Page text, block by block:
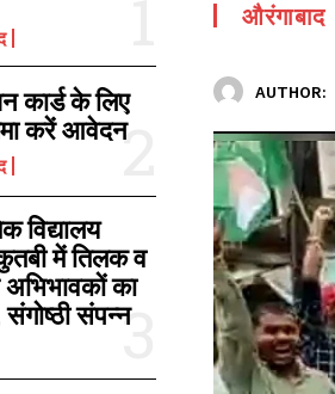
कार्ड के लिए
करें आवेदन
विद्यालय
में तिलक व
का
संपन्न
औरंगाबाद
AUTHOR: